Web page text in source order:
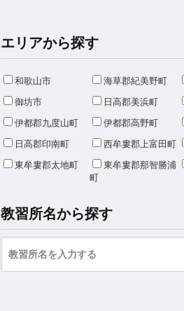
エリアから探す
和歌山市 海草郡紀美野町
御坊市
日高郡美浜町
伊都郡九度山町
伊都郡高野町
日高郡印南町
西牟婁郡上富田町
東牟婁郡太地町
東牟婁郡那智勝浦
町
教習所名から探す